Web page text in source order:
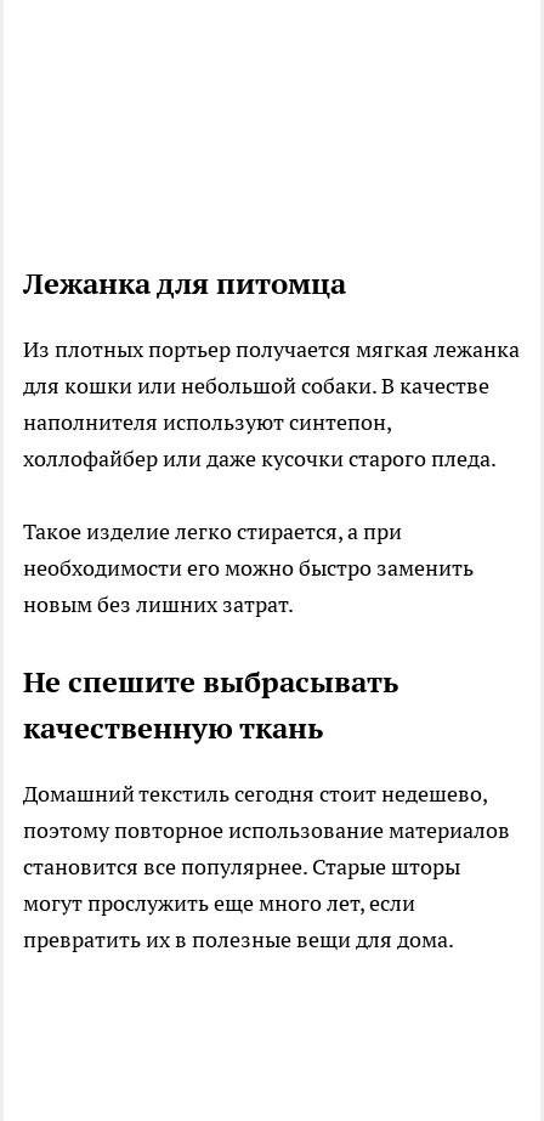
Лежанка для питомца
Из плотных портьер получается мягкая лежанка
для кошки или небольшой собаки. В качестве
наполнителя используют синтепон,
холлофайбер или даже кусочки старого пледа.
Такое изделие легко стирается, а при
необходимости его можно быстро заменить
новым без лишних затрат.
Не спешите выбрасывать
качественную ткань
Домашний текстиль сегодня стоит недешево,
поэтому повторное использование материалов
становится все популярнее. Старые шторы
могут прослужить еще много лет, если
превратить их в полезные вещи для дома.